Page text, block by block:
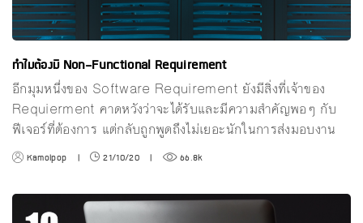
ทำไมต้องมี Non-Functional Requirement
อีกมุมหนึ่งของ Software Requirement ยังมีสิ่งที่เจ้าของ
Requierment คาดหวังว่าจะได้รับและมีความสำคัญพอๆ กับ
ฟีเจอร์ที่ต้องการ แต่กลับถูกพูดถึงไม่เยอะนักในการส่งมอบงาน
Kamolpop | 21/10/20 | 66.8k